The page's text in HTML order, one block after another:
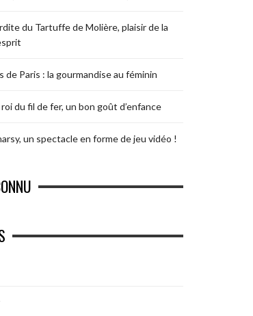
du Tartuffe de Molière, plaisir de la
de Paris : la gourmandise au féminin
du fil de fer, un bon goût d’enfance
un spectacle en forme de jeu vidéo !